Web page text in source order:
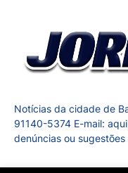
Notícias da cidade de
91140-5374 E-mail:
denúncias ou sugestões